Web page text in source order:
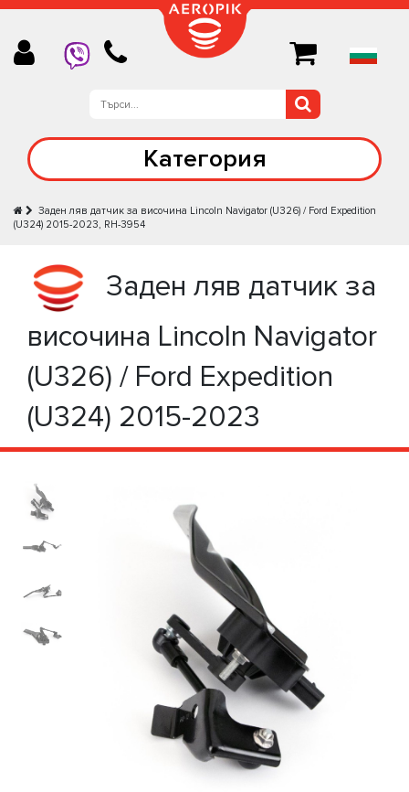
Категория
Заден ляв датчик за височина Lincoln Navigator (U326) / Ford Expedition
(U324) 2015-2023, RH-3954
Заден ляв датчик за
височина Lincoln Navigator
(U326) / Ford Expedition
(U324) 2015-2023